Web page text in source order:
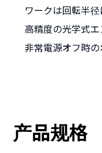
ワークは回転半
高精度の光学式
非常電源オフ時
产品规格